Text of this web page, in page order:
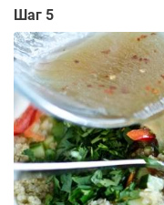
Шаг 5